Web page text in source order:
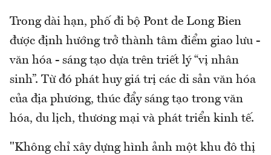
Trong dài hạn, phố đi bộ Pont de Long Bien
được định hướng trở thành tâm điểm giao lưu -
văn hóa - sáng tạo dựa trên triết lý “vị nhân
sinh”. Từ đó phát huy giá trị các di sản văn hóa
của địa phương, thúc đẩy sáng tạo trong văn
hóa, du lịch, thương mại và phát triển kinh tế.
"Không chỉ xây dựng hình ảnh một khu đô thị